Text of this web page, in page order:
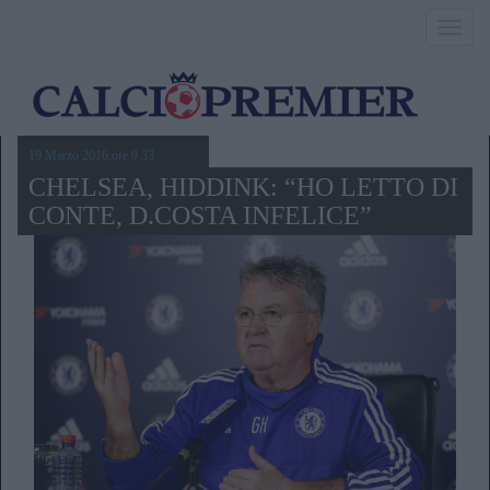
19 Marzo 2016,ore 9.33
CHELSEA, HIDDINK: “HO LETTO DI
CONTE, D.COSTA INFELICE”